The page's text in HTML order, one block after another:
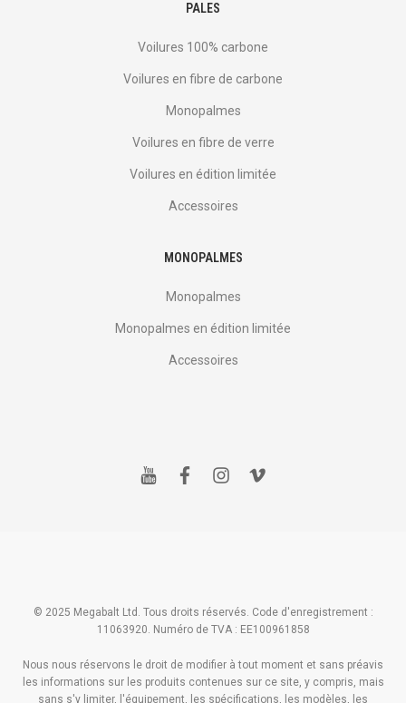
PALES
Voilures 100% carbone
Voilures en fibre de carbone
Monopalmes
Voilures en fibre de verre
Voilures en édition limitée
Accessoires
MONOPALMES
Monopalmes
Monopalmes en édition limitée
Accessoires
y f i v
© 2025 Megabalt Ltd. Tous droits réservés. Code d'enregistrement :
11063920. Numéro de TVA : EE100961858
Nous nous réservons le droit de modifier à tout moment et sans préavis
les informations sur les produits contenues sur ce site, y compris, mais
sans s'y limiter, l'équipement, les spécifications, les modèles, les